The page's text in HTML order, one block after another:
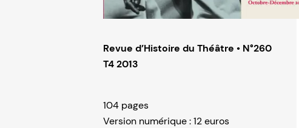
Revue d’Histoire du Théâtre • N°260
T4 2013
104 pages
Version numérique : 12 euros